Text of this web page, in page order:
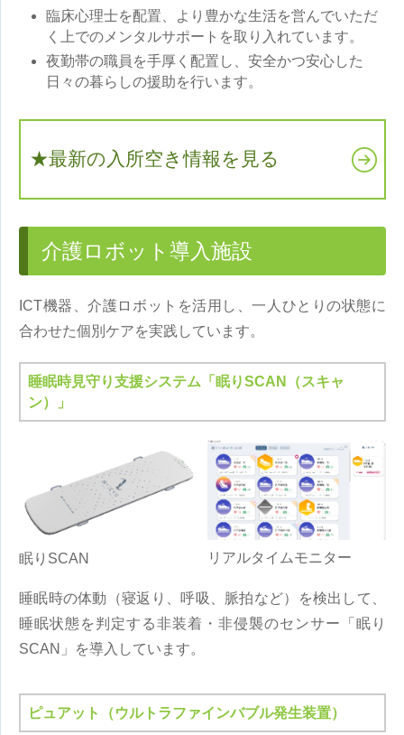
臨床心理士を配置、より豊かな生活を営んでいただ
く上でのメンタルサポートを取り入れています。
夜勤帯の職員を手厚く配置し、安全かつ安心した
日々の暮らしの援助を行います。
★最新の入所空き情報を見る
介護ロボット導入施設
ICT機器、介護ロボットを活用し、一人ひとりの状態に
合わせた個別ケアを実践しています。
睡眠時見守り支援システム「眠りSCAN（スキャ
ン）」
眠りSCAN リアルタイムモニター
睡眠時の体動（寝返り、呼吸、脈拍など）を検出して、
睡眠状態を判定する非装着・非侵襲のセンサー「眠り
SCAN」を導入しています。
ピュアット（ウルトラファインバブル発生装置）